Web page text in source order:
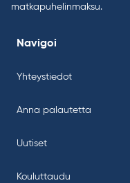
matkapuhelinmaksu.
Navigoi
Yhteystiedot
Anna palautetta
Uutiset
Kouluttaudu